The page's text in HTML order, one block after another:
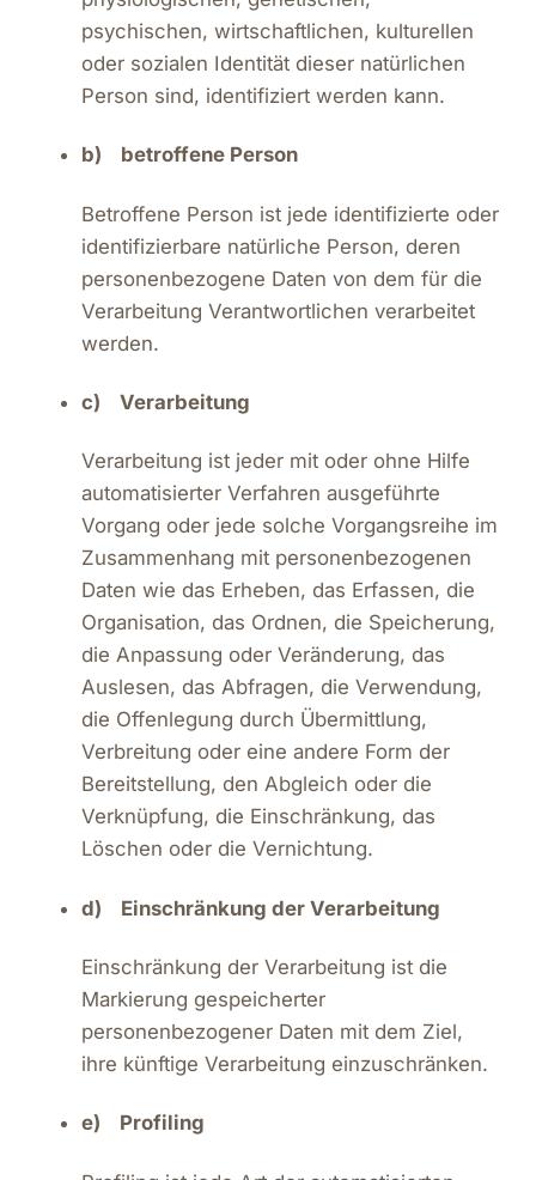
psychischen, wirtschaftlichen, kulturellen
oder sozialen Identität dieser natürlichen
Person sind, identifiziert werden kann.
b) betroffene Person
Betroffene Person ist jede identifizierte oder
identifizierbare natürliche Person, deren
personenbezogene Daten von dem für die
Verarbeitung Verantwortlichen verarbeitet
werden.
c) Verarbeitung
Verarbeitung ist jeder mit oder ohne Hilfe
automatisierter Verfahren ausgeführte
Vorgang oder jede solche Vorgangsreihe im
Zusammenhang mit personenbezogenen
Daten wie das Erheben, das Erfassen, die
Organisation, das Ordnen, die Speicherung,
die Anpassung oder Veränderung, das
Auslesen, das Abfragen, die Verwendung,
die Offenlegung durch Übermittlung,
Verbreitung oder eine andere Form der
Bereitstellung, den Abgleich oder die
Verknüpfung, die Einschränkung, das
Löschen oder die Vernichtung.
d) Einschränkung der Verarbeitung
Einschränkung der Verarbeitung ist die
Markierung gespeicherter
personenbezogener Daten mit dem Ziel,
ihre künftige Verarbeitung einzuschränken.
e) Profiling